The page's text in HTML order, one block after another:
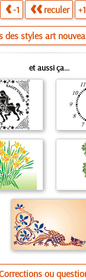
-1 reculer +1
des styles art
et aussi ça...
ou